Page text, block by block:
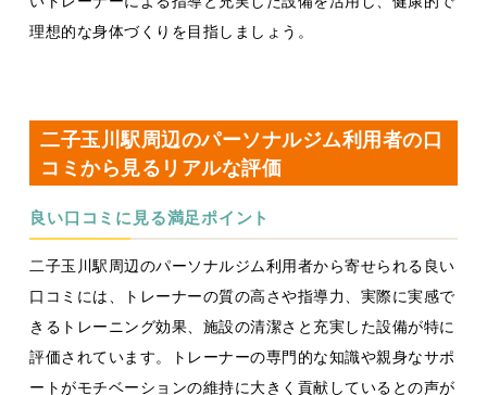
理想的な身体づくりを目指しましょう。
二子玉川駅周辺のパーソナルジム利用者の口
コミから見るリアルな評価
良い口コミに見る満足ポイント
二子玉川駅周辺のパーソナルジム利用者から寄せられる良い
口コミには、トレーナーの質の高さや指導力、実際に実感で
きるトレーニング効果、施設の清潔さと充実した設備が特に
評価されています。トレーナーの専門的な知識や親身なサポ
ートがモチベーションの維持に大きく貢献しているとの声が